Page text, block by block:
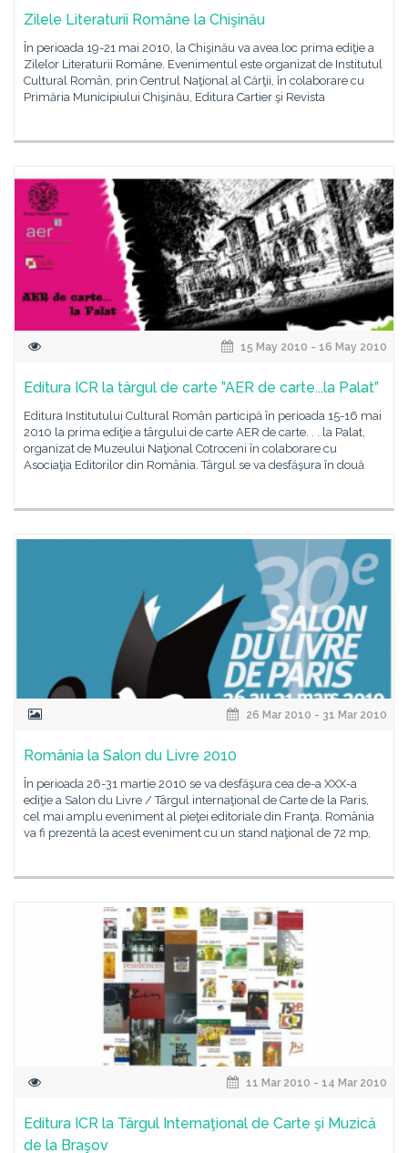
Zilele Literaturii Române la Chişinău
În perioada 19-21 mai 2010, la Chişinău va avea loc prima ediţie a
Zilelor Literaturii Române. Evenimentul este organizat de Institutul
Cultural Român, prin Centrul Naţional al Cărţii, în colaborare cu
Primăria Municipiului Chişinău, Editura Cartier şi Revista
15 May 2010 - 16 May 2010
Editura ICR la târgul de carte ”AER de carte...la Palat”
Editura Institutului Cultural Român participă în perioada 15-16 mai
2010 la prima ediţie a târgului de carte AER de carte. . . la Palat,
organizat de Muzeului Naţional Cotroceni în colaborare cu
Asociaţia Editorilor din România. Târgul se va desfăşura în două
26 Mar 2010 - 31 Mar 2010
România la Salon du Livre 2010
În perioada 26-31 martie 2010 se va desfăşura cea de-a XXX-a
ediţie a Salon du Livre / Târgul internaţional de Carte de la Paris,
cel mai amplu eveniment al pieţei editoriale din Franţa. România
va fi prezentă la acest eveniment cu un stand naţional de 72 mp,
11 Mar 2010 - 14 Mar 2010
Editura ICR la Târgul Internaţional de Carte şi Muzică
de la Braşov